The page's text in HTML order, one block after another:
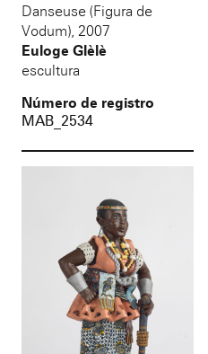
Danseuse (Figura de
Vodum) 2007
Euloge Glèlè
escultura
Número de registro
MAB_2534